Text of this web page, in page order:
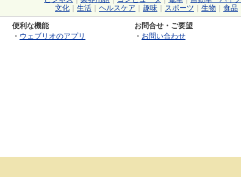
文化
生活 ヘルスケア 趣味 スポーツ 生物 食品
便利な機能
・ ウェブリオのアプリ
お問合せ・ご要望
・ お問い合わせ